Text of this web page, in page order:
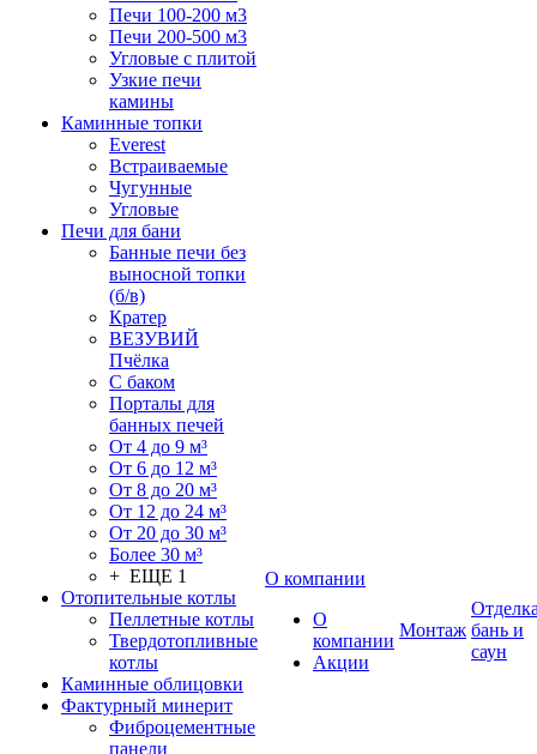
Печи 100-200 м3
Печи 200-500 м3
Угловые с плитой
Узкие печи
камины
Каминные топки
Everest
Встраиваемые
Чугунные
Угловые
Печи для бани
Банные печи без
выносной топки
(б/в)
Кратер
ВЕЗУВИЙ
Пчёлка
С баком
Порталы для
банных печей
От 4 до 9 м³
От 6 до 12 м³
От 8 до 20 м³
От 12 до 24 м³
От 20 до 30 м³
Более 30 м³
+ ЕЩЕ 1
Отопительные котлы
Пеллетные котлы
Твердотопливные
котлы
Каминные облицовки
Фактурный минерит
Фиброцементные
панели
О компании
О
компании
Акции
Монтаж бань и
саун